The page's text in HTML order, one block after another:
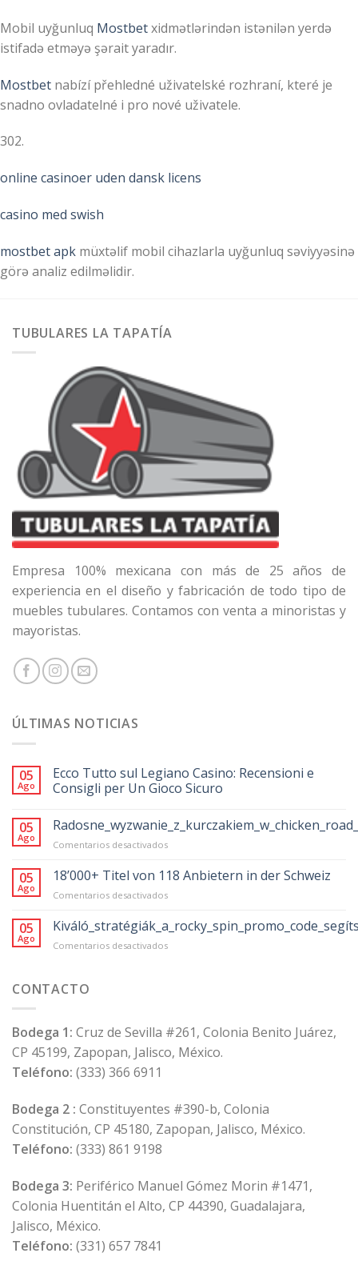
Mobil uyğunluq Mostbetxidmətlərindən istənilən yerdə
istifadə etməyə şərait yaradır.
Mostbet nabízí přehledné uživatelské rozhraní, které je
snadno ovladatelné i pro nové uživatele.
302.
online casinoer uden dansk licens
casino med swish
mostbet apk müxtəlif mobil cihazlarla uyğunluq səviyyəsinə
görə analiz edilməlidir.
TUBULARES LA TAPATÍA
Empresa 100% mexicana con más de 25 años de
experiencia en el diseño y fabricación de todo tipo de
muebles tubulares. Contamos con venta a minoristas y
mayoristas.
ÚLTIMAS NOTICIAS
05
Ago
Ecco Tutto sul Legiano Casino: Recensioni e
Consigli per Un Gioco Sicuro
05
Ago
Comentarios desactivadosen
05
Ago
18’000+ Titel von 118 Anbietern in der Schweiz
Comentarios desactivadosen
Titel
von
118
05
Ago
Comentarios desactivadosen
CONTACTO
Bodega 1: Cruz de Sevilla #261, Colonia Benito Juárez,
CP 45199, Zapopan, Jalisco, México.
Teléfono: (333) 366 6911
Bodega 2 : Constituyentes #390-b, Colonia
Constitución, CP 45180, Zapopan, Jalisco, México.
Teléfono: (333) 861 9198
Bodega 3: Periférico Manuel Gómez Morin #1471,
Colonia Huentitán el Alto, CP 44390, Guadalajara,
Jalisco, México.
Teléfono: (331) 657 7841